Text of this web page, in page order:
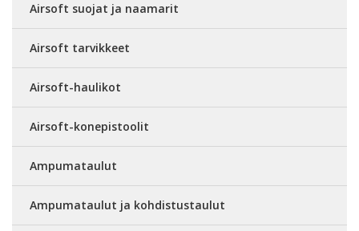
Airsoft suojat ja naamarit
Airsoft tarvikkeet
Airsoft-haulikot
Airsoft-konepistoolit
Ampumataulut
Ampumataulut ja kohdistustaulut